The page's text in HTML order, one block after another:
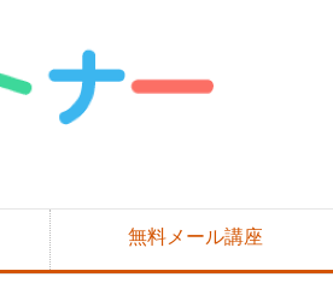
無料メール講座